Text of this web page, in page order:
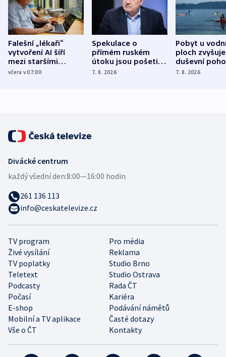
Falešní „lékaři“
vytvoření AI šíří
mezi staršími
Poláky nebezpečné
včera v 07:00
Spekulace o
přímém ruském
útoku jsou pošetilé,
míní estonský
7. 8. 2026
Pobyt u
ploch zvyšuje
duševní
ukázala
7. 8. 2026
TV program
Pro média
Živé vysílání
Reklama
TV poplatky
Studio Brno
Teletext
Studio Ostrava
Podcasty
Rada ČT
Počasí
Kariéra
E-shop
Podávání námětů
Mobilní a TV aplikace
Časté dotazy
Vše o ČT
Kontakty
Divácké centrum
každý všední den:8:00—16:00 hodin
261 136 113
info@ceskatelevize.cz